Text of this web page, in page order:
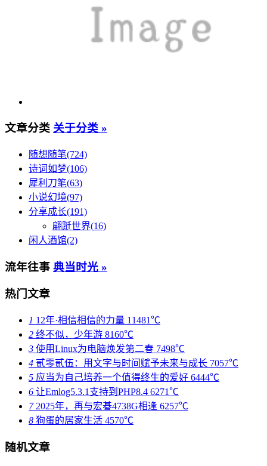
文章分类 关于分类 »
随想随笔(724)
诗词如梦(106)
犀利刀笔(63)
小说幻境(97)
分享成长(191)
翩跹世界(16)
闲人酒馆(2)
流年往事 典当时光 »
热门文章
1 12年·相信相信的力量 11481℃
2 终不似，少年游 8160℃
3 使用Linux为电脑焕发第二春 7498℃
4 贰零贰伍：用文字与时间赋予未来与成长 7057℃
5 应当为自己培养一个值得终生的爱好 6444℃
6 让Emlog5.3.1支持到PHP8.4 6271℃
72025年，再与宏碁4738G相逢 6257℃
8 狗蛋的居家生活 4570℃
随机文章